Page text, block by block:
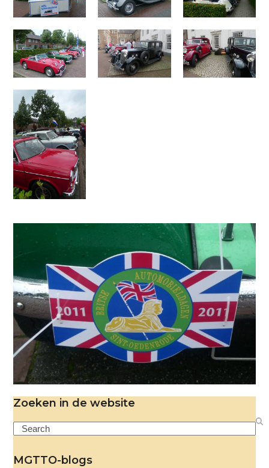
Zoeken in de website
Search
MGTTO-blogs